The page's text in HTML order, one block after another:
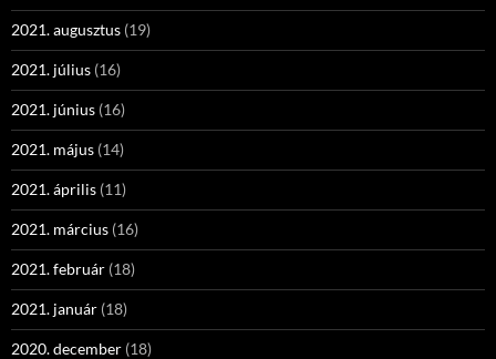
2021. augusztus (19)
2021. július (16)
2021. június (16)
2021. május (14)
2021. április (11)
2021. március (16)
2021. február (18)
2021. január (18)
2020. december (18)